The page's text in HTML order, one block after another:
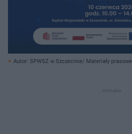
Autor: SPWSZ w Szczecinie/ Materiały prasowe